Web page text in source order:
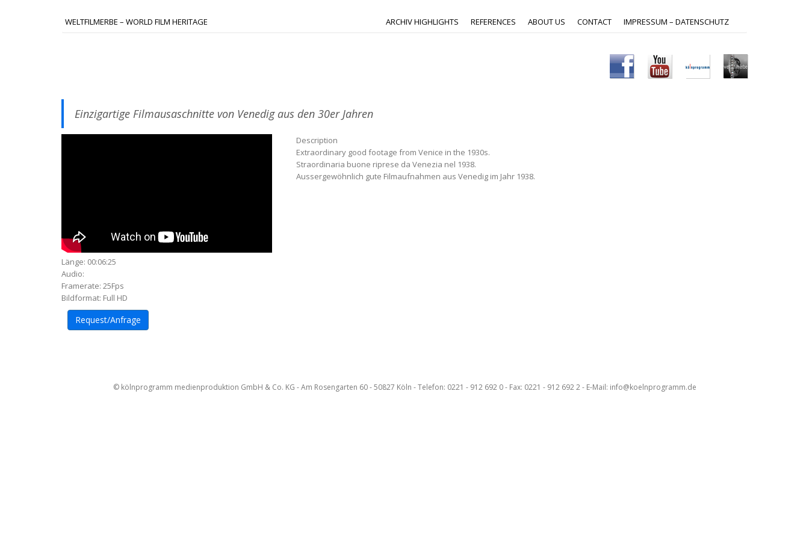
WELTFILMERBE – WORLD FILM HERITAGE ARCHIV HIGHLIGHTS REFERENCES ABOUT US CONTACT IMPRESSUM – DATENSCHUTZ
Einzigartige Filmausaschnitte von Venedig aus den 30er Jahren
Länge: 00:06:25
Audio:
Framerate: 25Fps
Bildformat: Full HD
Request/Anfrage
Description
Extraordinary good footage from Venice in the 1930s.
Straordinaria buone riprese da Venezia nel 1938.
Aussergewöhnlich gute Filmaufnahmen aus Venedig im Jahr 1938.
Navigation
© kölnprogramm medienproduktion GmbH & Co. KG - Am Rosengarten 60 - 50827 Köln - Telefon: 0221 - 912 692 0 - Fax: 0221 - 912 692 2 - E-Mail: info@koelnprogramm.de